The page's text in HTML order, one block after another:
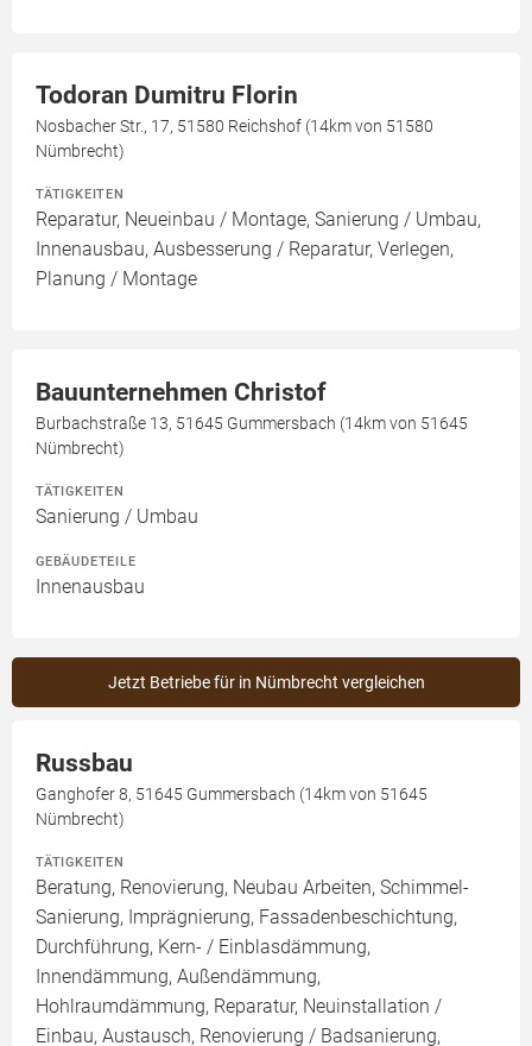
Todoran Dumitru Florin
Nosbacher Str., 17, 51580 Reichshof (14km von 51580
Nümbrecht)
TÄTIGKEITEN
Reparatur, Neueinbau / Montage, Sanierung / Umbau,
Innenausbau, Ausbesserung / Reparatur, Verlegen,
Planung / Montage
Bauunternehmen Christof
Burbachstraße 13, 51645 Gummersbach (14km von 51645
Nümbrecht)
TÄTIGKEITEN
Sanierung / Umbau
GEBÄUDETEILE
Innenausbau
Jetzt Betriebe für in Nümbrecht vergleichen
Russbau
Ganghofer 8, 51645 Gummersbach (14km von 51645
Nümbrecht)
TÄTIGKEITEN
Beratung, Renovierung, Neubau Arbeiten, Schimmel-
Sanierung, Imprägnierung, Fassadenbeschichtung,
Durchführung, Kern- / Einblasdämmung,
Innendämmung, Außendämmung,
Hohlraumdämmung, Reparatur, Neuinstallation /
Einbau, Austausch, Renovierung / Badsanierung,